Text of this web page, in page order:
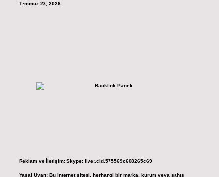
Temmuz 28, 2026
Reklam ve İletişim: Skype: live:.cid.575569c608265c69
Yasal Uyarı: Bu internet sitesi, herhangi bir marka, kurum veya şahıs